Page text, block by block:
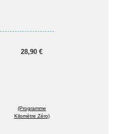
28,90 €
(Programme
Kilomètre Zéro)